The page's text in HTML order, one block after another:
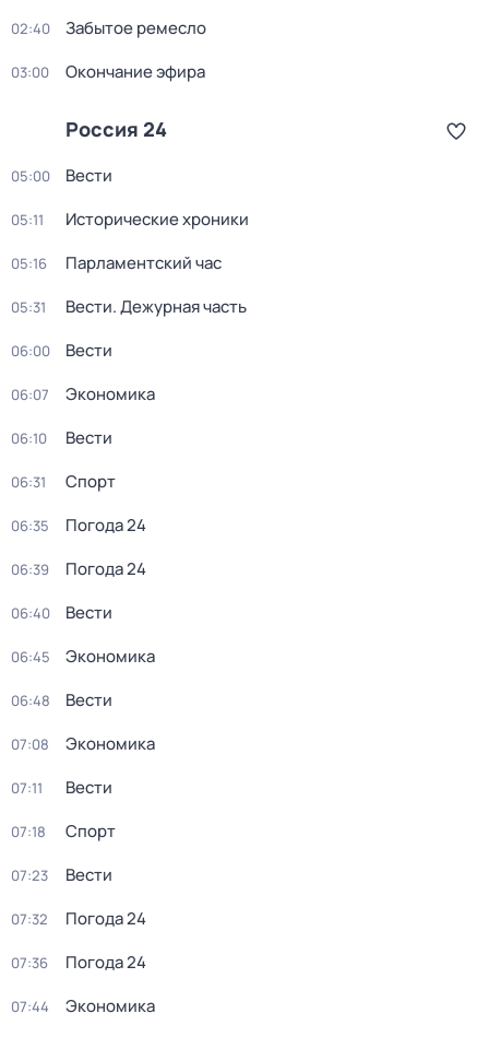
02:40 Забытое ремесло
03:00 Окончание эфира
Россия 24
05:00 Вести
05:11 Исторические хроники
05:16 Парламентский час
05:31 Вести. Дежурная часть
06:00 Вести
06:07 Экономика
06:10 Вести
06:31 Спорт
06:35 Погода 24
06:39 Погода 24
06:40 Вести
06:45 Экономика
06:48 Вести
07:08 Экономика
07:11 Вести
07:18 Спорт
07:23 Вести
07:32 Погода 24
07:36 Погода 24
07:44 Экономика